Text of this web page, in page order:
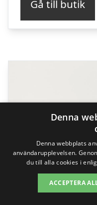
Gå till butik
Denna
Denna webbplats
användarupplevelsen.
du till alla cookies i
ACCEPTERA